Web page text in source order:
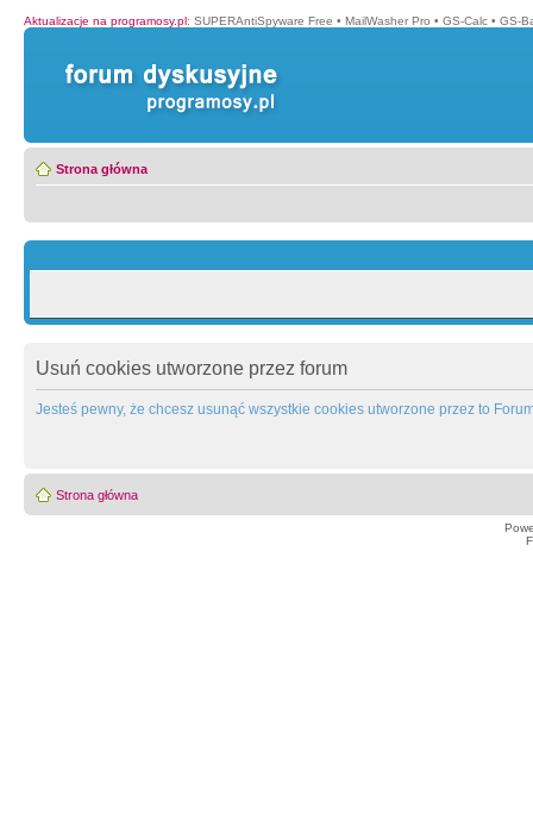
Aktualizacje na programosy.pl: SUPERAntiSpyware Free • MailWasher Pro • GS-Calc • GS-
Strona główna
Usuń cookies utworzone przez forum
Jesteś pewny, że chcesz usunąć wszystkie cookies utworzone przez to
Strona główna